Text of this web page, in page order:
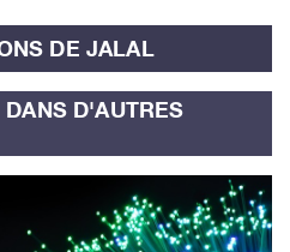
DE JALAL
D'AUTRES